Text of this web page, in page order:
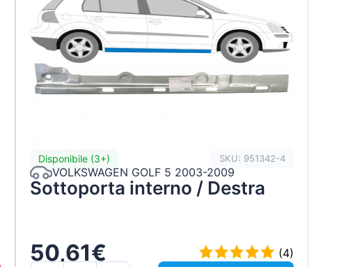
Disponibile (3+) SKU: 951342-4
VOLKSWAGEN GOLF 5 2003-2009
Sottoporta interno / Destra
50,61€
(4)